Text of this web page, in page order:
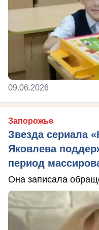
09.06.2026
Запорожье
Звезда сериала
Яковлева
период
Она записала